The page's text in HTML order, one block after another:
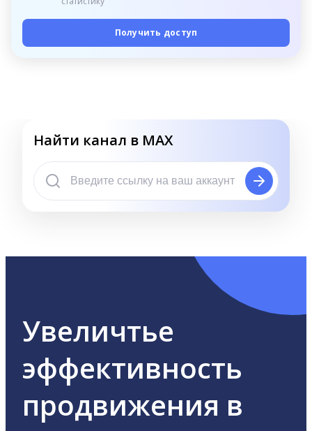
Получить доступ
Найти канал в MAX
Увеличтье
эффективность
продвижения в